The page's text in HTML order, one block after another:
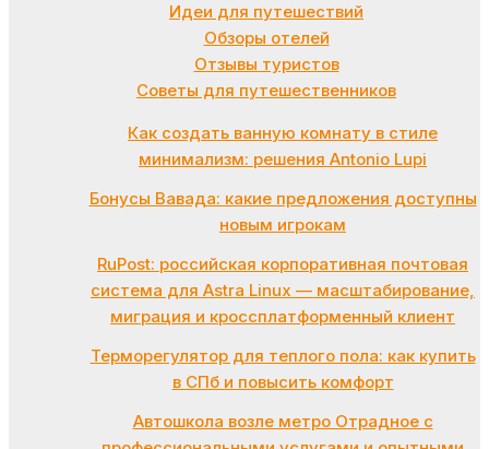
Идеи для путешествий
Обзоры отелей
Отзывы туристов
Советы для путешественников
Как создать ванную комнату в стиле
минимализм: решения Antonio Lupi
Бонусы Вавада: какие предложения доступны
новым игрокам
RuPost: российская корпоративная почтовая
система для Astra Linux — масштабирование,
миграция и кроссплатформенный клиент
Терморегулятор для теплого пола: как купить
в СПб и повысить комфорт
Автошкола возле метро Отрадное с